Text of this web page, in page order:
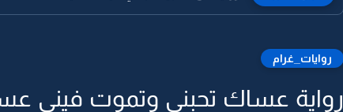
روايات_غرام
رواية عساك تحبني وتموت فيني